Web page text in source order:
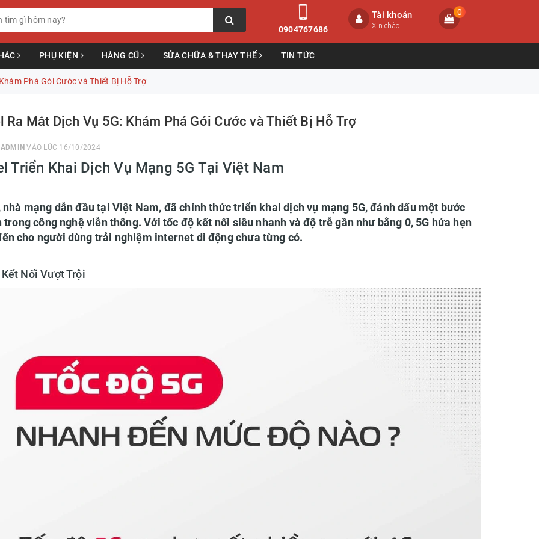
0904767686
Tài khoản
Xin chào
0
PHỤ KIỆN HÀNG CŨ SỬA CHỮA & THAY THẾ TIN TỨC
Phá Gói Cước và Thiết Bị Hỗ Trợ
Ra Mắt Dịch Vụ 5G: Khám Phá Gói Cước và Thiết Bị Hỗ Trợ
ADMIN VÀO LÚC 16/10/2024
Triển Khai Dịch Vụ Mạng 5G Tại Việt Nam
mạng dẫn đầu tại Việt Nam, đã chính thức triển khai dịch vụ mạng 5G, đánh dấu một bước
trong công nghệ viễn thông. Với tốc độ kết nối siêu nhanh và độ trễ gần như bằng 0, 5G hứa hẹn
cho người dùng trải nghiệm internet di động chưa từng có.
Nối Vượt Trội